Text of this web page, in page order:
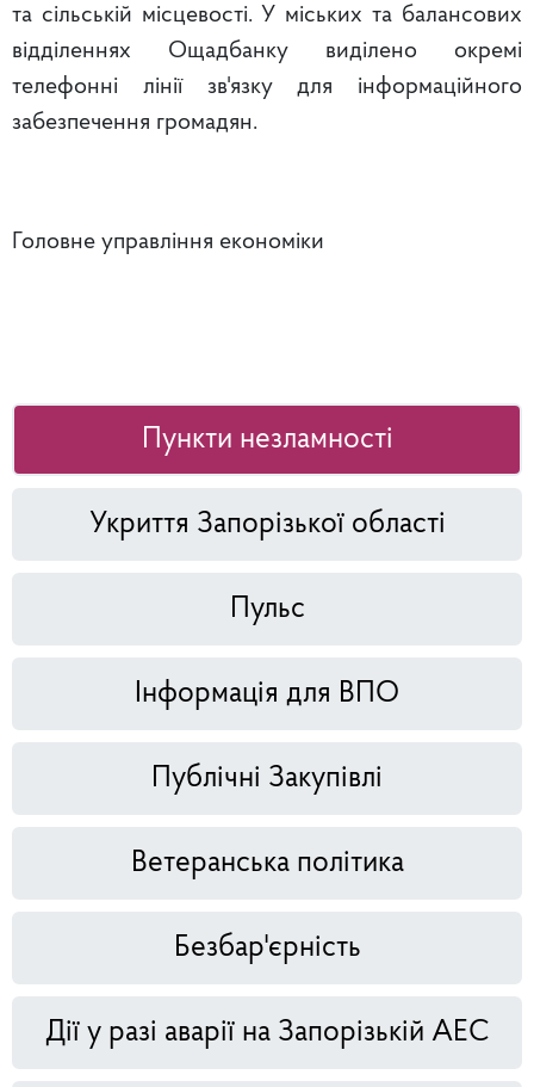
та сільській місцевості. У міських та балансових
відділеннях Ощадбанку виділено окремі
телефонні лінії зв'язку для інформаційного
забезпечення громадян.
Головне управління економіки
Пункти незламності
Укриття Запорізької області
Пульс
Інформація для ВПО
Публічні Закупівлі
Ветеранська політика
Безбар'єрність
Дії у разі аварії на Запорізькій АЕС